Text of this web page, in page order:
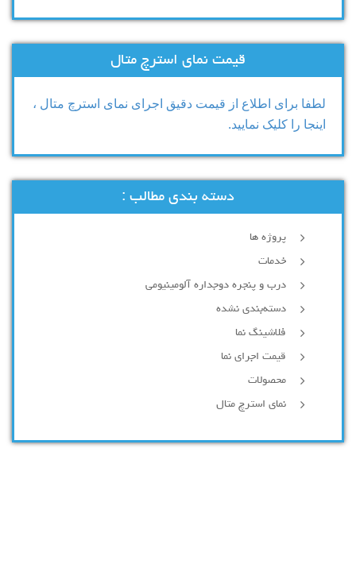
قیمت نمای استرچ متال
لطفا برای اطلاع از قیمت دقیق اجرای نمای استرچ متال ،
اینجا را کلیک نمایید.
دسته بندی مطالب :
پروژه ها
خدمات
درب و پنجره دوجداره آلومینیومی
دسته‌بندی نشده
فلاشینگ نما
قیمت اجرای نما
محصولات
نمای استرچ متال